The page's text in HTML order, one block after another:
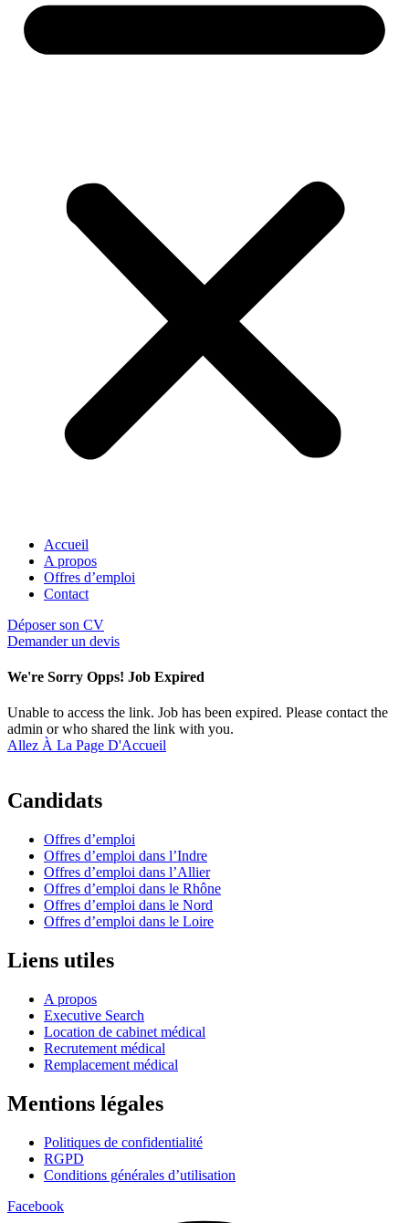
Accueil
A propos
Offres d’emploi
Contact
Déposer son CV
Demander un devis
We're Sorry Opps! Job Expired
Unable to access the link. Job has been expired. Please contact the
admin or who shared the link with you.
Allez À La Page D'Accueil
Candidats
Offres d’emploi
Offres d’emploi dans l’Indre
Offres d’emploi dans l’Allier
Offres d’emploi dans le Rhône
Offres d’emploi dans le Nord
Offres d’emploi dans le Loire
Liens utiles
A propos
Executive Search
Location de cabinet médical
Recrutement médical
Remplacement médical
Mentions légales
Politiques de confidentialité
RGPD
Conditions générales d’utilisation
Facebook